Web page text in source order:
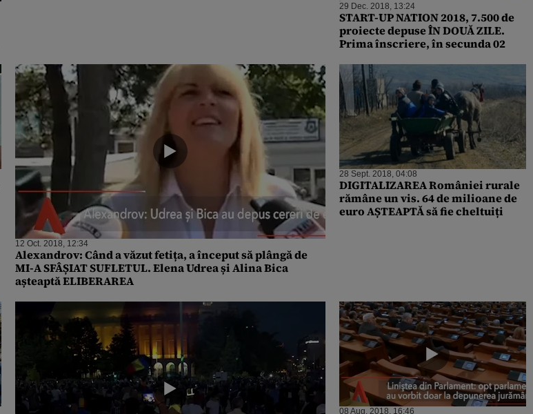
29 Dec. 2018, 13:24
START-UP NATION 2018, 7.500 de
proiecte depuse ÎN DOUĂ ZILE.
Prima înscriere, în secunda 02
12 Oct. 2018, 12:34
Alexandrov: Când a văzut fetița, a început să plângă de
MI-A SFÂȘIAT SUFLETUL. Elena Udrea și Alina Bica
așteaptă ELIBERAREA
28 Sept. 2018, 04:08
DIGITALIZAREA României rurale
rămâne un vis. 64 de milioane de
euro AȘTEAPTĂ să fie cheltuiți
08 Aug. 2018, 16:46